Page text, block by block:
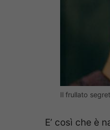
Il frullato
E’ così che è